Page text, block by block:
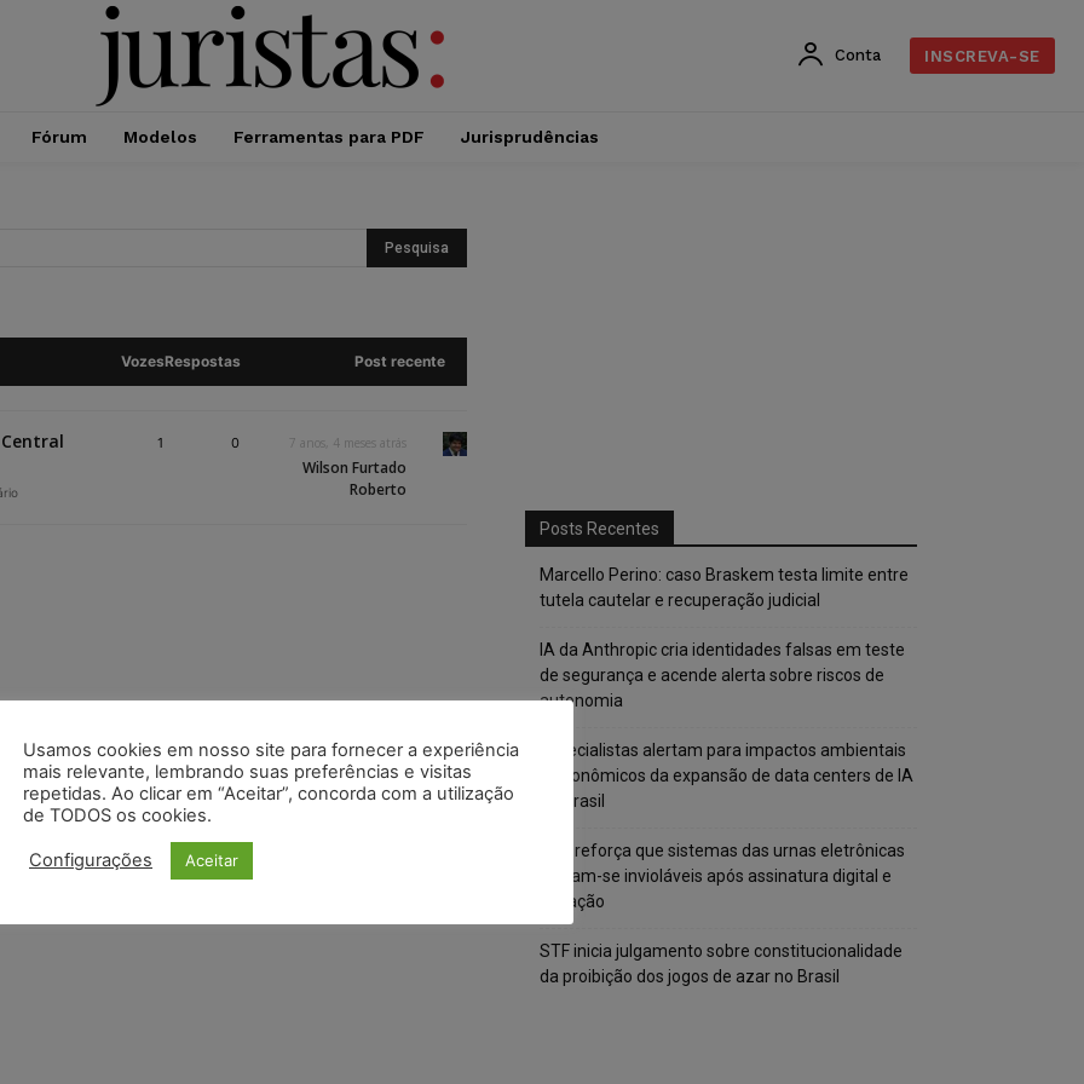
Conta INSCREVA-SE
Fórum Modelos Ferramentas para PDF Jurisprudências
VozesRespostas Post recente
1 0 7 anos, 4 meses atrás
Wilson Furtado
Roberto
Posts Recentes
Marcello Perino: caso Braskem testa limite entre
tutela cautelar e recuperação judicial
IA da Anthropic cria identidades falsas em teste
de segurança e acende alerta sobre riscos de
autonomia
Especialistas alertam para impactos ambientais
e econômicos da expansão de data centers de IA
no Brasil
TSE reforça que sistemas das urnas eletrônicas
tornam-se invioláveis após assinatura digital e
lacração
STF inicia julgamento sobre constitucionalidade
da proibição dos jogos de azar no Brasil
Usamos cookies em nosso site para fornecer a experiência
mais relevante, lembrando suas preferências e visitas
repetidas. Ao clicar em “Aceitar”, concorda com a utilização
de TODOS os cookies.
Configurações Aceitar